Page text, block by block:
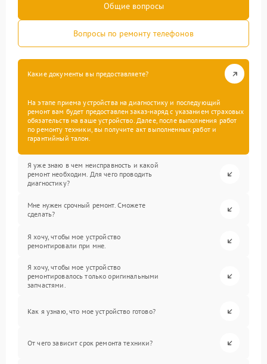
Общие вопросы
Вопросы по ремонту телефонов
Какие документы вы предоставляете?
На этапе приема устройства на диагностику и последующий
ремонт вам будет предоставлен заказ-наряд с указанием страховых
обязательств на ваше устройство. Далее, после выполнения работ
по ремонту техники, вы получите акт выполненных работ и
гарантийный талон.
Я уже знаю в чем неисправность и какой
ремонт необходим. Для чего проводить
диагностику?
Мне нужен срочный ремонт. Сможете
сделать?
Я хочу, чтобы мое устройство
ремонтировали при мне.
Я хочу, чтобы мое устройство
ремонтировалось только оригинальными
запчастями.
Как я узнаю, что мое устройство готово?
От чего зависит срок ремонта техники?